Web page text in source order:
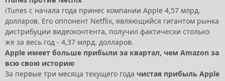
iTunes с начала года принес компании Apple 4,57 млрд.
долларов. Его оппонент Netflix, являющийся гигантом рынка
дистрибуции видеоконтента, получил фактически столько
же за весь год - 4,37 млрд. долларов.
Apple имеет больше прибыли за квартал, чем Amazon за
всю свою историю
За первые три месяца текущего года чистая прибыль Apple